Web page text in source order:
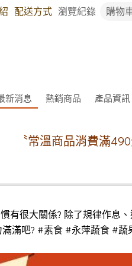
配送方式 瀏覽紀錄 購物
新消息 熱銷商品 產品資訊
商品消費滿490元免運
有很大關係? 除了規律作息
滿吧? #素食 #永萍蔬食 #